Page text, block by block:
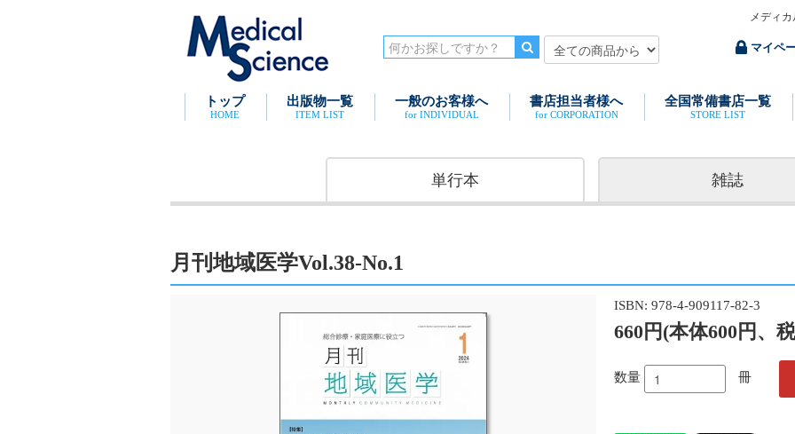
メディ
マイペ
トップ
HOME
出版物一覧
ITEM LIST
一般のお客様へ
for INDIVIDUAL
書店担当者様へ
for CORPORATION
全国常備書店一覧
STORE LIST
単行本 雑誌
月刊地域医学Vol.38-No.1
ISBN: 978-4-909117-82-3
660円(本体600円、
数量 冊